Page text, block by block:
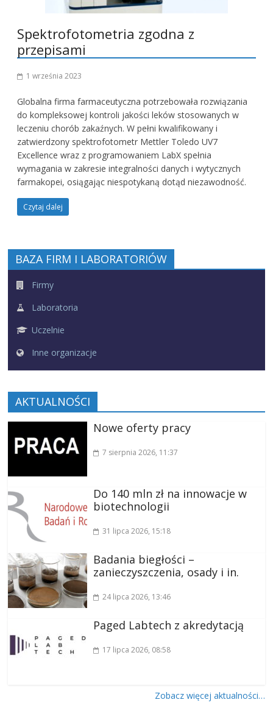
Spektrofotometria zgodna z
przepisami
1 września 2023
Globalna firma farmaceutyczna potrzebowała rozwiązania
do kompleksowej kontroli jakości leków stosowanych w
leczeniu chorób zakaźnych. W pełni kwalifikowany i
zatwierdzony spektrofotometr Mettler Toledo UV7
Excellence wraz z programowaniem LabX spełnia
wymagania w zakresie integralności danych i wytycznych
farmakopei, osiągając niespotykaną dotąd niezawodność.
Czytaj dalej
BAZA FIRM I LABORATORIÓW
Firmy
Laboratoria
Uczelnie
Inne organizacje
AKTUALNOŚCI
Nowe oferty pracy
7 sierpnia 2026, 11:37
Do 140 mln zł na innowacje w
biotechnologii
31 lipca 2026, 15:18
Badania biegłości –
zanieczyszczenia, osady i in.
24 lipca 2026, 13:46
Paged Labtech z akredytacją
17 lipca 2026, 08:58
Zobacz więcej aktualności…